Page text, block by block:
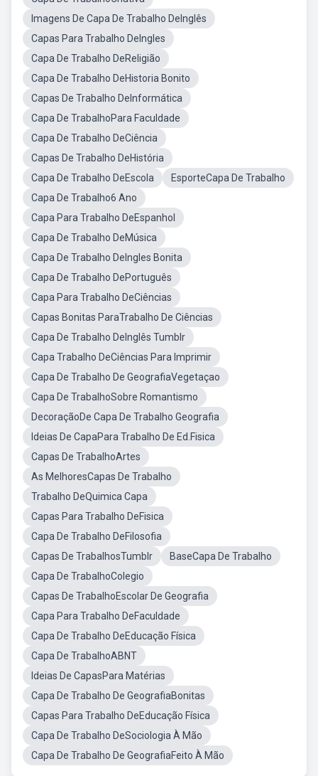
Imagens De Capa De Trabalho DeInglês
Capas Para Trabalho DeIngles
Capa De Trabalho DeReligião
Capa De Trabalho DeHistoria Bonito
Capas De Trabalho DeInformática
Capa De TrabalhoPara Faculdade
Capa De Trabalho DeCiência
Capas De Trabalho DeHistória
Capa De Trabalho DeEscola
EsporteCapa De Trabalho
Capa De Trabalho6 Ano
Capa Para Trabalho DeEspanhol
Capa De Trabalho DeMúsica
Capa De Trabalho DeIngles Bonita
Capa De Trabalho DePortuguês
Capa Para Trabalho DeCiências
Capas Bonitas ParaTrabalho De Ciências
Capa De Trabalho DeInglês Tumblr
Capa Trabalho DeCiências Para Imprimir
Capa De Trabalho De GeografiaVegetaçao
Capa De TrabalhoSobre Romantismo
DecoraçãoDe Capa De Trabalho Geografia
Ideias De CapaPara Trabalho De Ed.Fisica
Capas De TrabalhoArtes
As MelhoresCapas De Trabalho
Trabalho DeQuimica Capa
Capas Para Trabalho DeFisica
Capa De Trabalho DeFilosofia
Capas De TrabalhosTumblr
BaseCapa De Trabalho
Capa De TrabalhoColegio
Capas De TrabalhoEscolar De Geografia
Capa Para Trabalho DeFaculdade
Capa De Trabalho DeEducação Física
Capa De TrabalhoABNT
Ideias De CapasPara Matérias
Capa De Trabalho De GeografiaBonitas
Capas Para Trabalho DeEducação Física
Capa De Trabalho DeSociologia À Mão
Capa De Trabalho De GeografiaFeito À Mão